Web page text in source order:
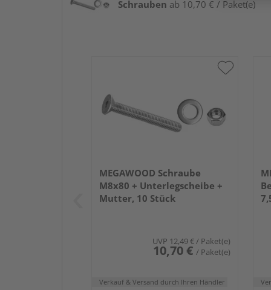
Schrauben ab 10,70 € / Paket(e)
MEGAWOOD Schraube
M8x80 + Unterlegscheibe +
Mutter, 10 Stück
UVP 12,49 €/ Paket(e)
10,70 € / Paket(e)
Verkauf & Versand durch Ihren Händler